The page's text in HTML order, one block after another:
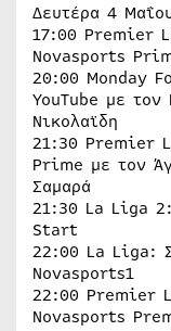
Δευτέρα 4
17:00 Premier
Novasports
20:00 Monday
YouTube με
Νικολαϊδη
21:30 Premier
Prime με τον
Σαμαρά
21:30 La Liga
Start
22:00 La Liga:
Novasports1
22:00 Premier
Novasports